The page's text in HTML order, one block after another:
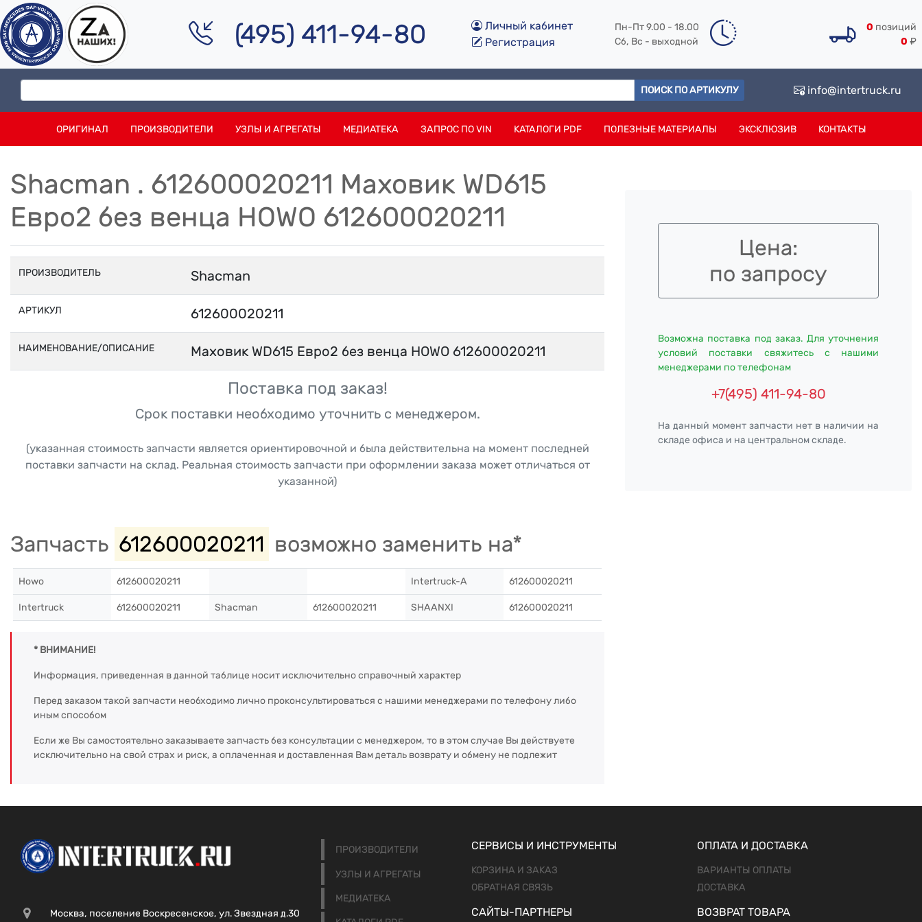
(495) 411-94-80
Личный кабинет
Регистрация
Пн-Пт 9.00 - 18.00
Сб, Вс - выходной
0 позиций
0 ₽
ПОИСК ПО АРТИКУЛУ info@intertruck.ru
ОРИГИНАЛ ПРОИЗВОДИТЕЛИ УЗЛЫ И АГРЕГАТЫ МЕДИАТЕКА ЗАПРОС ПО VIN КАТАЛОГИ PDF ПОЛЕЗНЫЕ МАТЕРИАЛЫ ЭКСКЛЮЗИВ КОНТАКТЫ
Shacman . 612600020211 Маховик WD615
Евро2 без венца HOWO 612600020211
ПРОИЗВОДИТЕЛЬ Shacman
АРТИКУЛ 612600020211
НАИМЕНОВАНИЕ/ОПИСАНИЕ Маховик WD615 Евро2 без венца HOWO 612600020211
Поставка под заказ!
Срок поставки необходимо уточнить с менеджером.
(указанная стоимость запчасти является ориентировочной и была действительна на момент последней
поставки запчасти на склад. Реальная стоимость запчасти при оформлении заказа может отличаться от
указанной)
Запчасть 612600020211 возможно заменить на*
Howo 612600020211 Intertruck-A 612600020211
Intertruck 612600020211 Shacman 612600020211 SHAANXI 612600020211
* ВНИМАНИЕ!
Информация, приведенная в данной таблице носит исключительно справочный характер
Перед заказом такой запчасти необходимо лично проконсультироваться с нашими менеджерами по телефону либо
иным способом
Если же Вы самостоятельно заказываете запчасть без консультации с менеджером, то в этом случае Вы действуете
исключительно на свой страх и риск, а оплаченная и доставленная Вам деталь возврату и обмену не подлежит
Цена:
по запросу
Возможна поставка под заказ. Для уточнения
условий поставки свяжитесь с нашими
менеджерами по телефонам
+7(495) 411-94-80
На данный момент запчасти нет в наличии на
складе офиса и на центральном складе.
Москва, поселение Воскресенское, ул. Звездная д.30
ПРОИЗВОДИТЕЛИ
УЗЛЫ И АГРЕГАТЫ
МЕДИАТЕКА
СЕРВИСЫ И ИНСТРУМЕНТЫ
КОРЗИНА И ЗАКАЗ
ОБРАТНАЯ СВЯЗЬ
САЙТЫ-ПАРТНЕРЫ
ОПЛАТА И ДОСТАВКА
ВАРИАНТЫ ОПЛАТЫ
ДОСТАВКА
ВОЗВРАТ ТОВАРА